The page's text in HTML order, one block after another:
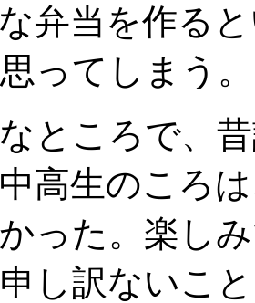
弁当を作る
ってしまう。
ところで、
高生のころ
った。楽し
し訳ないこ